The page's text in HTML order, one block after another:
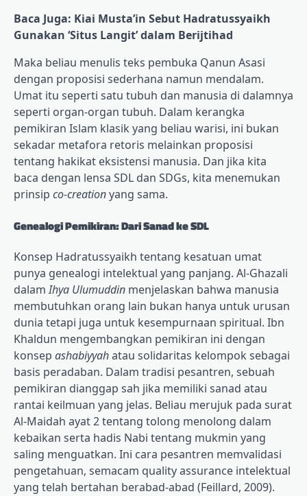
Baca Juga: Kiai Musta’in Sebut Hadratussyaikh
Gunakan ‘Situs Langit’ dalam Berijtihad
Maka beliau menulis teks pembuka Qanun Asasi
dengan proposisi sederhana namun mendalam.
Umat itu seperti satu tubuh dan manusia di dalamnya
seperti organ-organ tubuh. Dalam kerangka
pemikiran Islam klasik yang beliau warisi, ini bukan
sekadar metafora retoris melainkan proposisi
tentang hakikat eksistensi manusia. Dan jika kita
baca dengan lensa SDL dan SDGs, kita menemukan
prinsip co-creationyang sama.
Genealogi Pemikiran: Dari Sanad ke SDL
Konsep Hadratussyaikh tentang kesatuan umat
punya genealogi intelektual yang panjang. Al-Ghazali
dalamIhya Ulumuddin menjelaskan bahwa manusia
membutuhkan orang lain bukan hanya untuk urusan
dunia tetapi juga untuk kesempurnaan spiritual. Ibn
Khaldun mengembangkan pemikiran ini dengan
konsep ashabiyyahatau solidaritas kelompok sebagai
basis peradaban. Dalam tradisi pesantren, sebuah
pemikiran dianggap sah jika memiliki sanad atau
rantai keilmuan yang jelas. Beliau merujuk pada surat
Al-Maidah ayat 2 tentang tolong menolong dalam
kebaikan serta hadis Nabi tentang mukmin yang
saling menguatkan. Ini cara pesantren memvalidasi
pengetahuan, semacam quality assurance intelektual
yang telah bertahan berabad-abad (Feillard, 2009).